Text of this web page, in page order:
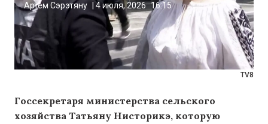
TV8
Артём Сэрэтяну 4 июля, 2026 16:15
Госсекретаря министерства сельского
хозяйства Татьяну Нисторикэ, которую